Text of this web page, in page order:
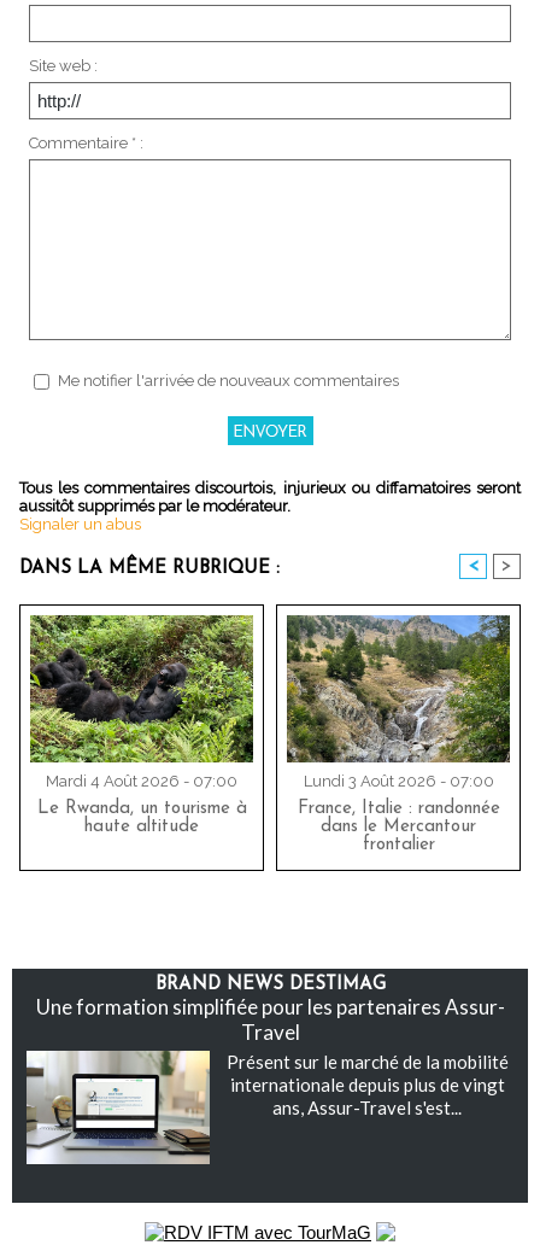
Site web :
Commentaire * :
Me notifier l'arrivée de nouveaux commentaires
Tous les commentaires discourtois, injurieux ou diffamatoires seront
aussitôt supprimés par le modérateur.
Signaler un abus
DANS LA MÊME RUBRIQUE : < >
Mardi 4 Août 2026 - 07:00
Le Rwanda, un tourisme à
haute altitude
Lundi 3 Août 2026 - 07:00
France, Italie : randonnée
dans le Mercantour
frontalier
BRAND NEWS DESTIMAG
Une formation simplifiée pour les partenaires Assur-
Travel
Présent sur le marché de la mobilité
internationale depuis plus de vingt
ans, Assur-Travel s'est...